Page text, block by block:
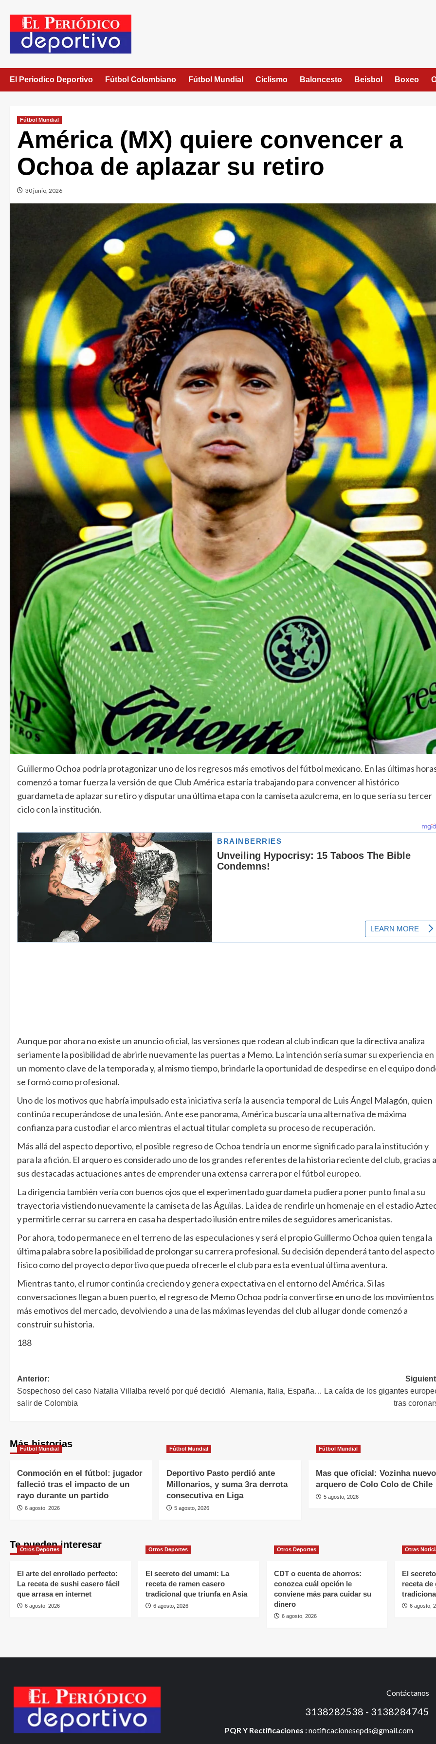
El Periodico Deportivo Fútbol Colombiano Fútbol Mundial Ciclismo Baloncesto Beisbol Boxeo
Fútbol Mundial
América (MX) quiere convencer a
Ochoa de aplazar su retiro
30 junio, 2026
Guillermo Ochoa podría protagonizar uno de los regresos más emotivos del fútbol mexicano. En las últimas
comenzó a tomar fuerza la versión de que Club América estaría trabajando para convencer al histórico
guardameta de aplazar su retiro y disputar una última etapa con la camiseta azulcrema, en lo que sería su tercer
ciclo con la institución.
Aunque por ahora no existe un anuncio oficial, las versiones que rodean al club indican que la directiva analiza
seriamente la posibilidad de abrirle nuevamente las puertas a Memo. La intención sería sumar su experiencia en
un momento clave de la temporada y, al mismo tiempo, brindarle la oportunidad de despedirse en el equipo
se formó como profesional.
Uno de los motivos que habría impulsado esta iniciativa sería la ausencia temporal de Luis Ángel Malagón, quien
continúa recuperándose de una lesión. Ante ese panorama, América buscaría una alternativa de máxima
confianza para custodiar el arco mientras el actual titular completa su proceso de recuperación.
Más allá del aspecto deportivo, el posible regreso de Ochoa tendría un enorme significado para la institución y
para la afición. El arquero es considerado uno de los grandes referentes de la historia reciente del club, gracias a
sus destacadas actuaciones antes de emprender una extensa carrera por el fútbol europeo.
La dirigencia también vería con buenos ojos que el experimentado guardameta pudiera poner punto final a su
trayectoria vistiendo nuevamente la camiseta de las Águilas. La idea de rendirle un homenaje en el estadio
y permitirle cerrar su carrera en casa ha despertado ilusión entre miles de seguidores americanistas.
Por ahora, todo permanece en el terreno de las especulaciones y será el propio Guillermo Ochoa quien tenga la
última palabra sobre la posibilidad de prolongar su carrera profesional. Su decisión dependerá tanto del aspecto
físico como del proyecto deportivo que pueda ofrecerle el club para esta eventual última aventura.
Mientras tanto, el rumor continúa creciendo y genera expectativa en el entorno del América. Si las
conversaciones llegan a buen puerto, el regreso de Memo Ochoa podría convertirse en uno de los movimientos
más emotivos del mercado, devolviendo a una de las máximas leyendas del club al lugar donde comenzó a
construir su historia.
188
Anterior:
Sospechoso del caso Natalia Villalba reveló por qué decidió
salir de Colombia
Alemania, Italia, España… La caída de los gigantes
tras
Más historias
Fútbol Mundial
Conmoción en el fútbol: jugador
falleció tras el impacto de un
rayo durante un partido
6 agosto, 2026
Fútbol Mundial
Deportivo Pasto perdió ante
Millonarios, y suma 3ra derrota
consecutiva en Liga
5 agosto, 2026
Fútbol Mundial
Mas que oficial: Vozinha nuevo
arquero de Colo Colo de Chile
5 agosto, 2026
Te pueden interesar
Otros Deportes
El arte del enrollado perfecto:
La receta de sushi casero fácil
que arrasa en internet
6 agosto, 2026
Otros Deportes
El secreto del umami: La
receta de ramen casero
tradicional que triunfa en Asia
6 agosto, 2026
Otros Deportes
CDT o cuenta de ahorros:
conozca cuál opción le
conviene más para cuidar su
dinero
6 agosto, 2026
Otras
El
receta de
6 agosto,
Contáctanos
3138282538 - 3138284745
PQR Y Rectificaciones :notificacionesepds@gmail.com